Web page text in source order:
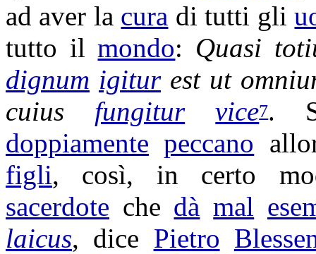
ad aver la cura di tutti gli
tutto ilmondo: Quasi
dignum igiturest ut
cuius fungitur vice7.
doppiamente peccano
figli, così, in certo
sacerdote che dà mal
laicus, dice Pietro